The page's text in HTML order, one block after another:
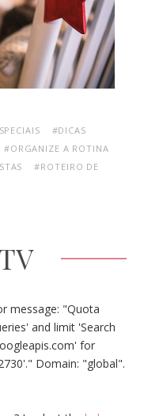
#DICAS
#ORGANIZE A ROTINA
#ROTEIRO DE
message: "Quota
and limit 'Search
for
Domain: "global".